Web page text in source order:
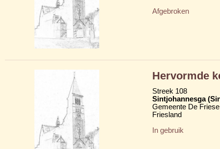
Afgebroken
Hervormde
Streek 108
Sintjohannesga
Gemeente De
Friesland
In gebruik